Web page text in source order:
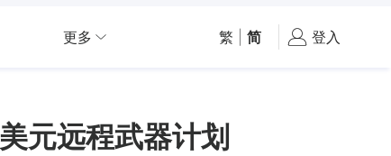
更多 繁 简 登入
元远程武器计划